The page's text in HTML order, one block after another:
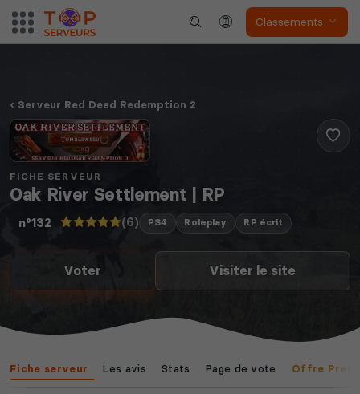
Classements
Serveur Red Dead Redemption 2
FICHE SERVEUR
Oak River Settlement | RP
n°132 (6) PS4 Roleplay RP écrit
Voter Visiter le site
Fiche serveur Les avis Stats Page de vote Offre